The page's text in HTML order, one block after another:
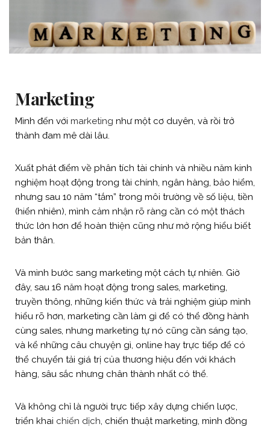
Marketing
Mình đến với marketing như một cơ duyên, và rồi trở
thành đam mê dài lâu.
Xuất phát điểm về phân tích tài chính và nhiều năm kinh
nghiệm hoạt động trong tài chính, ngân hàng, bảo hiểm,
nhưng sau 10 năm “tắm” trong môi trường về số liệu, tiền
(hiển nhiên), mình cảm nhận rõ ràng cần có một thách
thức lớn hơn để hoàn thiện cũng như mở rộng hiểu biết
bản thân.
Và mình bước sang marketing một cách tự nhiên. Giờ
đây, sau 16 năm hoạt động trong sales, marketing,
truyền thông, những kiến thức và trải nghiệm giúp mình
hiểu rõ hơn, marketing cần làm gì để có thể đồng hành
cùng sales, nhưng marketing tự nó cũng cần sáng tạo,
và kể những câu chuyện gì, online hay trực tiếp để có
thể chuyển tải giá trị của thương hiệu đến với khách
hàng, sâu sắc nhưng chân thành nhất có thể.
Và không chỉ là người trực tiếp xây dựng chiến lược,
triển khai chiến dịch, chiến thuật marketing, mình đồng